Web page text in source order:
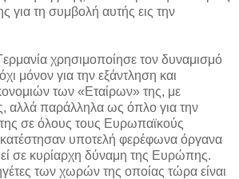
για τη συμβολή αυτής εις την
χρησιμοποίησε τον δυναμισμό
μόνον για την εξάντληση και
των «Εταίρων» της, με
αλλά παράλληλα ως όπλο για την
σε όλους τους Ευρωπαϊκούς
υποτελή φερέφωνα όργανα
σε κυρίαρχη δύναμη της Ευρώπης.
των χωρών της οποίας τώρα είναι